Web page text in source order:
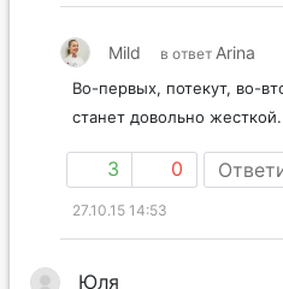
Mild в ответ Arina
Во-первых, потекут, во-
станет довольно жесткой.
3 0
27.10.15 14:53
Юля